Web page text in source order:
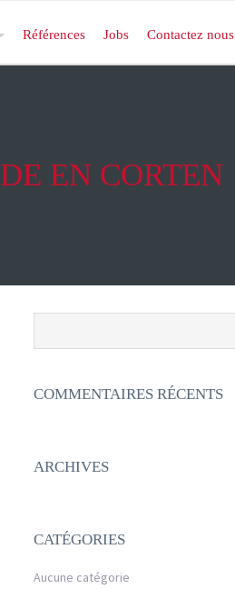
Références Jobs Contactez nous
EN CORTEN
COMMENTAIRES RÉCENTS
ARCHIVES
CATÉGORIES
Aucune catégorie